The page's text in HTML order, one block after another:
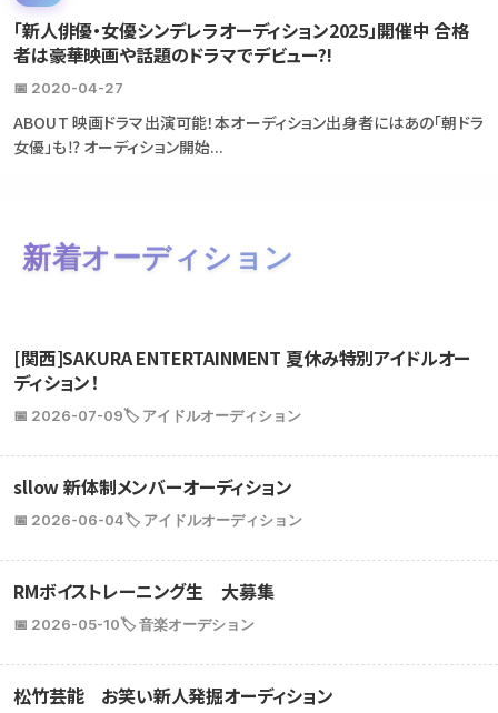
「新人俳優・女優シンデレラオーディション2025」開催中 合格
者は豪華映画や話題のドラマでデビュー?!
📅 2020-04-27
ABOUT 映画ドラマ出演可能！本オーディション出身者にはあの「朝ドラ
女優」も⁉ オーディション開始...
新着オーディション
[関西]SAKURA ENTERTAINMENT 夏休み特別アイドルオー
ディション！
📅 2026-07-09🏷️ アイドルオーディション
sllow 新体制メンバーオーディション
📅 2026-06-04🏷️ アイドルオーディション
RMボイストレーニング生 大募集
📅 2026-05-10🏷️ 音楽オーデション
松竹芸能 お笑い新人発掘オーディション